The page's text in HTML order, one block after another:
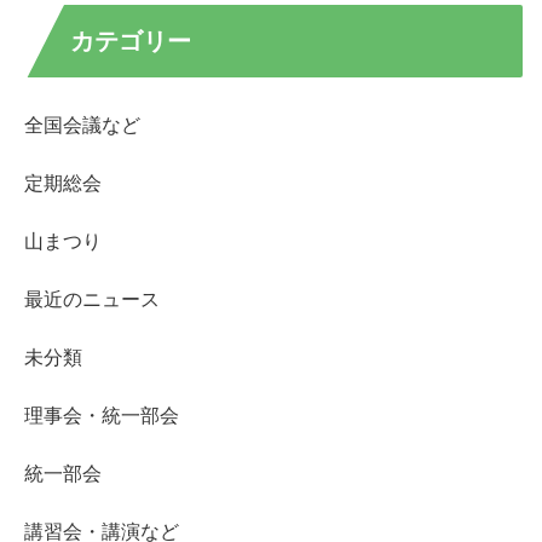
カテゴリー
全国会議など
定期総会
山まつり
最近のニュース
未分類
理事会・統一部会
統一部会
講習会・講演など